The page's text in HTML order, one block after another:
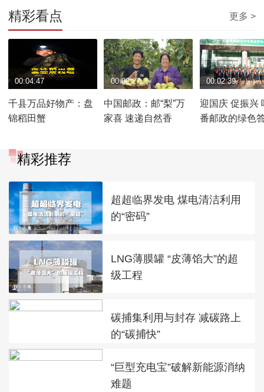
精彩看点 更多 >
千县万品好物产：盘
锦稻田蟹
00:04:47
中国邮政：邮“梨”万
家喜 速递自然香
00:02:27
迎国庆 促振兴 吐鲁
番邮政的绿色
00:02:39
精彩推荐
超超临界发电 煤电清洁利用
的“密码”
LNG薄膜罐 “皮薄馅大”的超
级工程
碳捕集利用与封存 减碳路上
的“碳捕快”
“巨型充电宝”破解新能源消纳
难题